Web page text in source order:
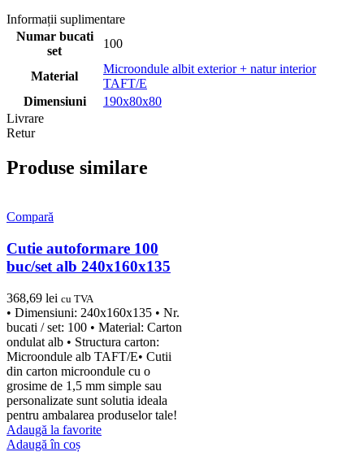
Informații suplimentare
Numar bucati
set
100
Material
Microondule albit exterior + natur interior
TAFT/E
Dimensiuni
190x80x80
Livrare
Retur
Produse similare
Compară
Cutie autoformare 100
buc/set alb 240x160x135
368,69 lei cu TVA
• Dimensiuni: 240x160x135 • Nr.
bucati / set: 100 • Material: Carton
ondulat alb • Structura carton:
Microondule alb TAFT/E• Cutii
din carton microondule cu o
grosime de 1,5 mm simple sau
personalizate sunt solutia ideala
pentru ambalarea produselor tale!
Adaugă la favorite
Adaugă în coș